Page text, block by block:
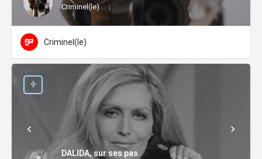
Criminel(le)
Criminel(le)
DALIDA, sur ses pas